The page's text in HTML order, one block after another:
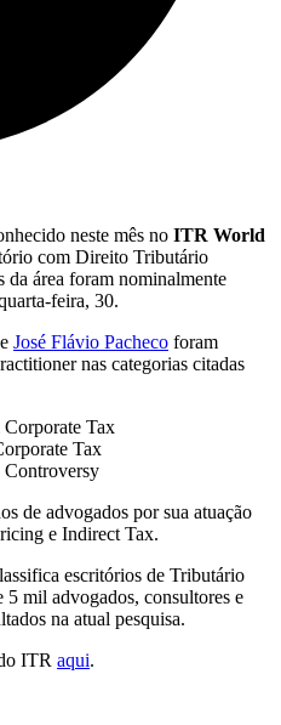
neste mês no ITR World
com Direito Tributário
da área foram nominalmente
feira, 30.
e José Flávio Pacheco foram
nas categorias citadas
Corporate Tax
Tax
Controversy
de advogados por sua atuação
e Indirect Tax.
escritórios de Tributário
mil advogados, consultores e
na atual pesquisa.
ITR aqui.